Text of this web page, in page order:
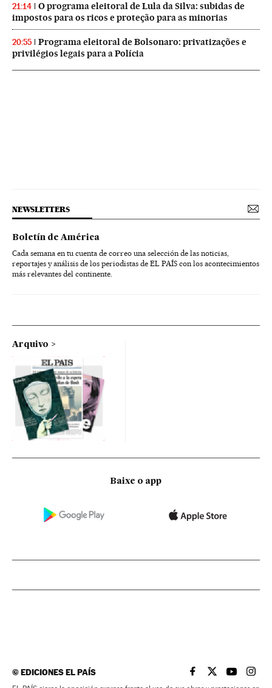
21:14
O programa eleitoral de Lula da Silva: subidas de
impostos para os ricos e proteção para as minorias
20:55
Programa eleitoral de Bolsonaro: privatizações e
privilégios legais para a Polícia
NEWSLETTERS
Boletín de América
Cada semana en tu cuenta de correo una selección de las noticias,
reportajes y análisis de los periodistas de EL PAÍS con los acontecimientos
más relevantes del continente.
Arquivo
Baixe o app
©EDICIONES EL PAÍS EL PAÍS BRASIL EN
EL PAÍSEL PAÍS
EL